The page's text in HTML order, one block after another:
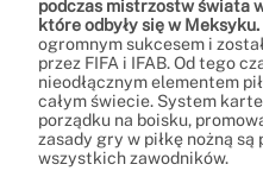
podczas mistrzostw świata
które odbyły się w Meksyku.
ogromnym sukcesem i
przez FIFA i IFAB. Od tego
nieodłącznym elementem
całym świecie. System
porządku na boisku,
zasady gry w piłkę nożną
wszystkich zawodników.